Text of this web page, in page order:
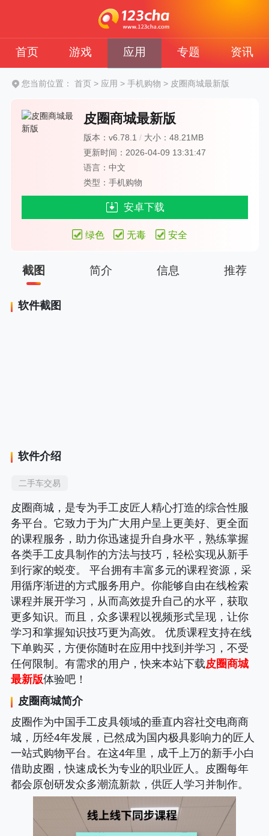
首页 游戏 应用 专题 资讯
您当前位置： 首页 > 应用 > 手机购物 >皮圈商城最新版
皮圈商城最新版
版本：v6.78.1/ 大小：48.21MB
更新时间：2026-04-09 13:31:47
语言：中文
类型：手机购物
安卓下载
绿色 无毒 安全
截图 简介 信息 推荐
软件截图
软件介绍
二手车交易
皮圈商城，是专为手工皮匠人精心打造的综合性服
务平台。它致力于为广大用户呈上更美好、更全面
的课程服务，助力你迅速提升自身水平，熟练掌握
各类手工皮具制作的方法与技巧，轻松实现从新手
到行家的蜕变。 平台拥有丰富多元的课程资源，采
用循序渐进的方式服务用户。你能够自由在线检索
课程并展开学习，从而高效提升自己的水平，获取
更多知识。而且，众多课程以视频形式呈现，让你
学习和掌握知识技巧更为高效。 优质课程支持在线
下单购买，方便你随时在应用中找到并学习，不受
任何限制。有需求的用户，快来本站下载皮圈商城
最新版体验吧！
皮圈商城简介
皮圈作为中国手工皮具领域的垂直内容社交电商商
城，历经4年发展，已然成为国内极具影响力的匠人
一站式购物平台。在这4年里，成千上万的新手小白
借助皮圈，快速成长为专业的职业匠人。皮圈每年
都会原创研发众多潮流新款，供匠人学习并制作。